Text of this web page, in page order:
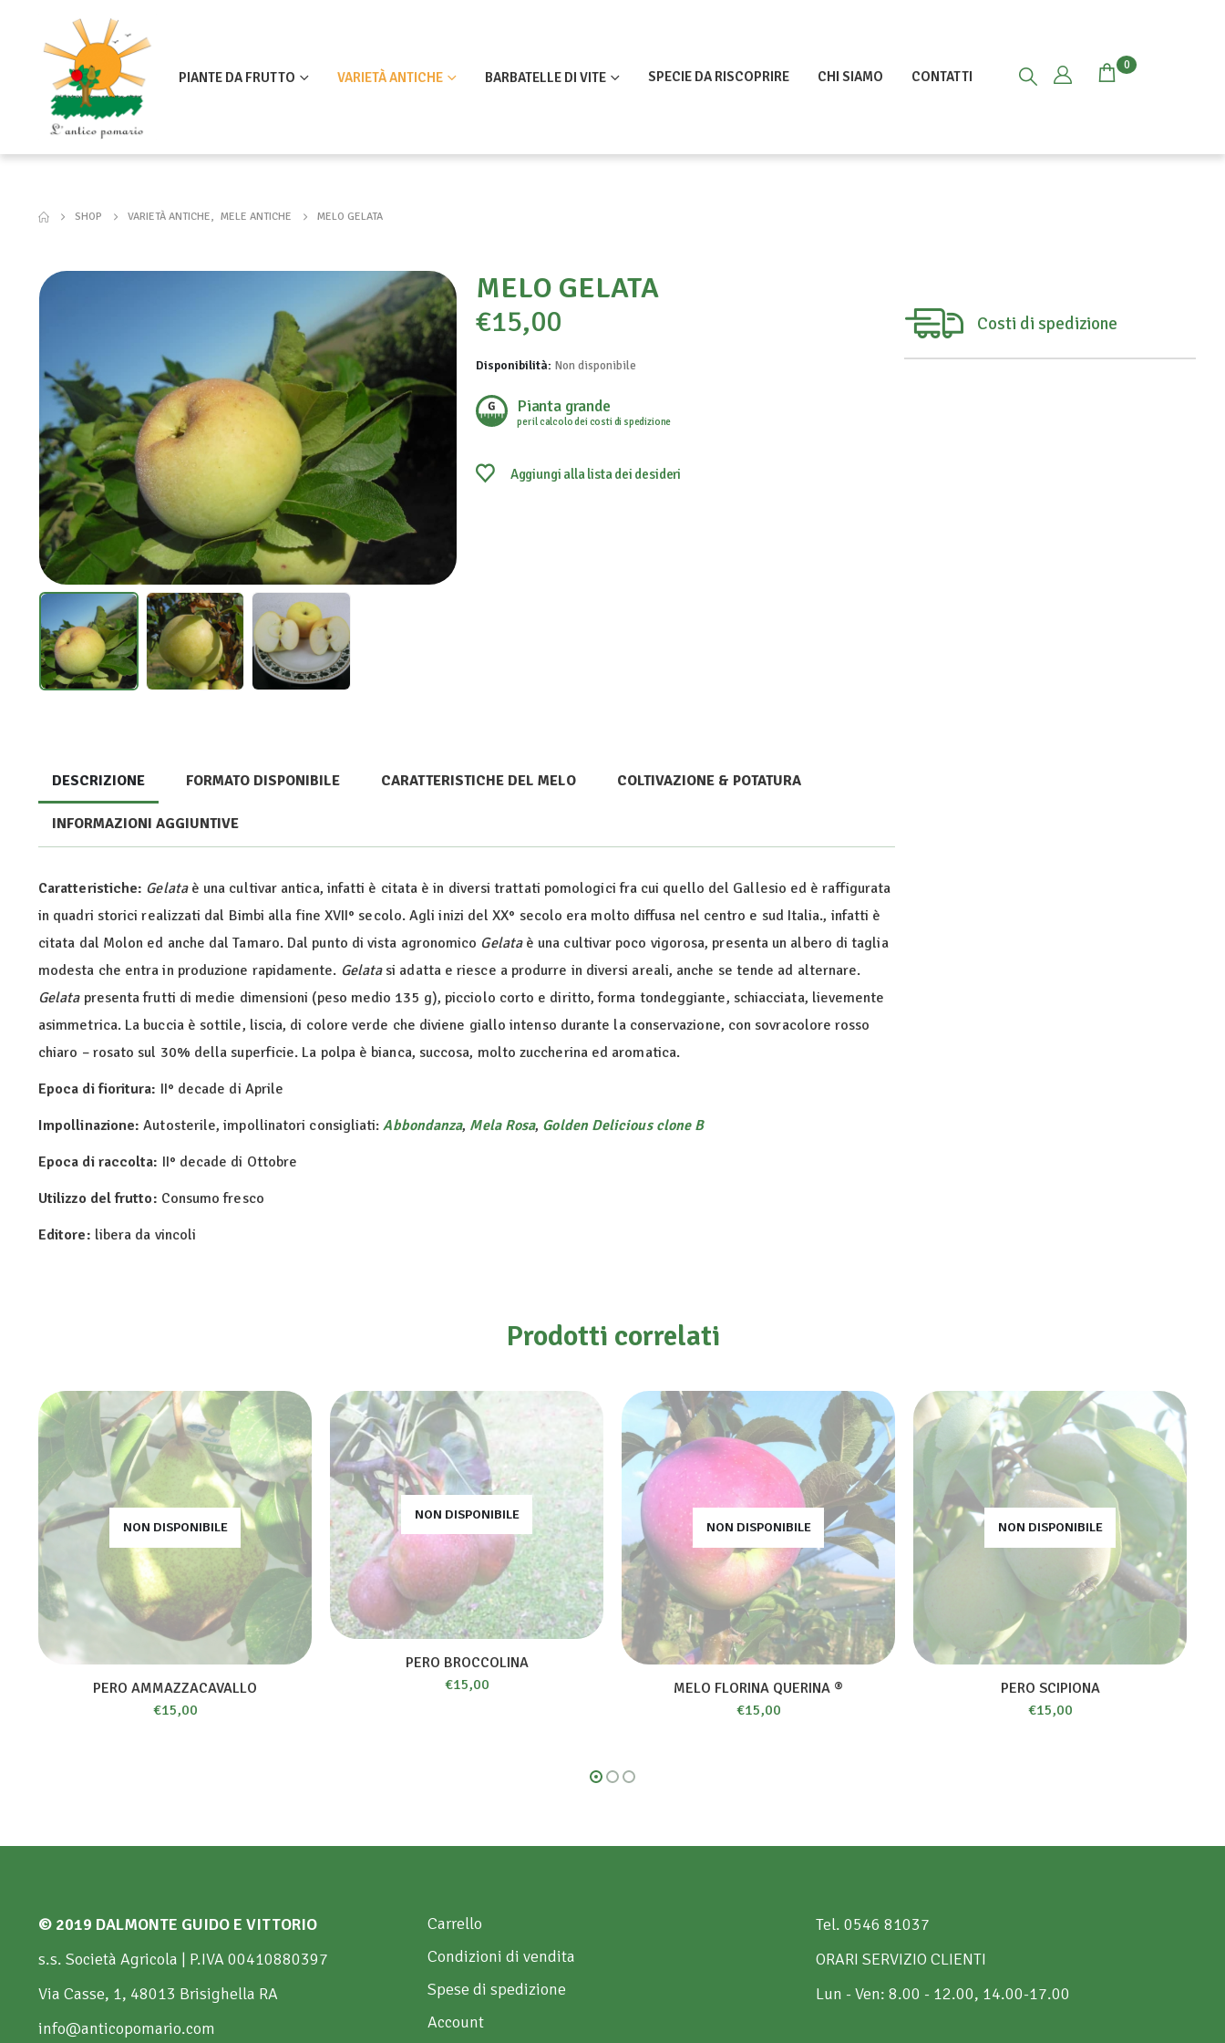
PIANTE DA FRUTTO VARIETÀ ANTICHE BARBATELLE DI VITE SPECIE DA RISCOPRIRE CHI SIAMO CONTATTI
0
SHOP VARIETÀ ANTICHE, MELE ANTICHE MELO GELATA
MELO GELATA
€15,00
Disponibilità: Non disponibile
Pianta grande
per il calcolo dei costi di spedizione
Aggiungi alla lista dei desideri
DESCRIZIONE FORMATO DISPONIBILE CARATTERISTICHE DEL MELO COLTIVAZIONE & POTATURA
INFORMAZIONI AGGIUNTIVE
Caratteristiche: Gelataè una cultivar antica, infatti è citata è in diversi trattati pomologici fra cui quello del Gallesio ed è raffigurata
in quadri storici realizzati dal Bimbi alla fine XVII° secolo. Agli inizi del XX° secolo era molto diffusa nel centro e sud Italia., infatti è
citata dal Molon ed anche dal Tamaro. Dal punto di vista agronomico Gelataè una cultivar poco vigorosa, presenta un albero di taglia
modesta che entra in produzione rapidamente. Gelatasi adatta e riesce a produrre in diversi areali, anche se tende ad alternare.
Gelatapresenta frutti di medie dimensioni (peso medio 135 g), picciolo corto e diritto, forma tondeggiante, schiacciata, lievemente
asimmetrica. La buccia è sottile, liscia, di colore verde che diviene giallo intenso durante la conservazione, con sovracolore rosso
chiaro – rosato sul 30% della superficie. La polpa è bianca, succosa, molto zuccherina ed aromatica.
Epoca di fioritura: II° decade di Aprile
Impollinazione: Autosterile, impollinatori consigliati:Abbondanza, Mela Rosa, Golden Delicious clone B
Epoca di raccolta: II° decade di Ottobre
Utilizzo del frutto: Consumo fresco
Editore: libera da vincoli
Costi di spedizione
Prodotti correlati
NON DISPONIBILE
PERO AMMAZZACAVALLO
€15,00
NON DISPONIBILE
PERO BROCCOLINA
€15,00
NON DISPONIBILE
MELO FLORINA QUERINA ®
€15,00
NON DISPONIBILE
PERO SCIPIONA
€15,00
© 2019 DALMONTE GUIDO E VITTORIO
s.s. Società Agricola | P.IVA 00410880397
Via Casse, 1, 48013 Brisighella RA
info@anticopomario.com
Carrello
Condizioni di vendita
Spese di spedizione
Account
Tel. 0546 81037
ORARI SERVIZIO CLIENTI
Lun - Ven: 8.00 - 12.00, 14.00-17.00